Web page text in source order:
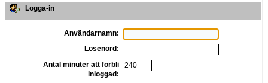
Logga-in
Användarnamn:
Lösenord:
Antal minuter att förbli
inloggad: